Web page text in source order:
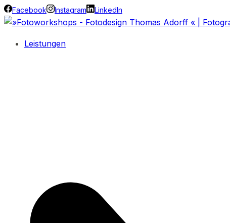
Facebook Instagram LinkedIn
Leistungen